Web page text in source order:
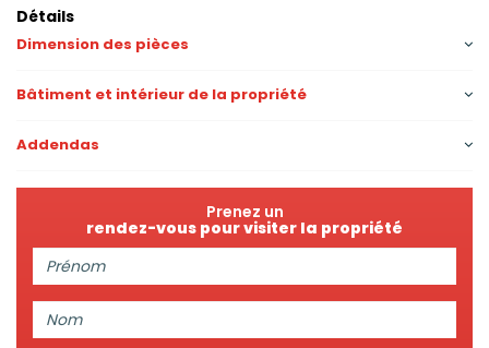
Détails
Dimension des pièces
Bâtiment et intérieur de la propriété
Addendas
Prenez un
rendez-vous pour visiter la propriété
Prénom: